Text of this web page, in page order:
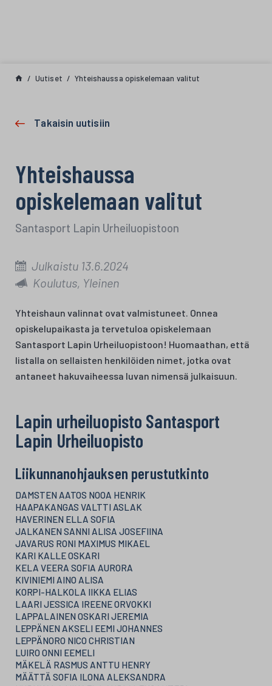
Uutiset Yhteishaussa opiskelemaan valitut
Takaisin uutisiin
Yhteishaussa
opiskelemaan valitut
Santasport Lapin Urheiluopistoon
Julkaistu 13.6.2024
Koulutus, Yleinen
Yhteishaun valinnat ovat valmistuneet. Onnea
opiskelupaikasta ja tervetuloa opiskelemaan
Santasport Lapin Urheiluopistoon! Huomaathan, että
listalla on sellaisten henkilöiden nimet, jotka ovat
antaneet hakuvaiheessa luvan nimensä julkaisuun.
Lapin urheiluopisto Santasport
Lapin Urheiluopisto
Liikunnanohjauksen perustutkinto
DAMSTEN AATOS NOOA HENRIK
HAAPAKANGAS VALTTI ASLAK
HAVERINEN ELLA SOFIA
JALKANEN SANNI ALISA JOSEFIINA
JAVARUS RONI MAXIMUS MIKAEL
KARI KALLE OSKARI
KELA VEERA SOFIA AURORA
KIVINIEMI AINO ALISA
KORPI-HALKOLA IIKKA ELIAS
LAARI JESSICA IREENE ORVOKKI
LAPPALAINEN OSKARI JEREMIA
LEPPÄNEN AKSELI EEMI JOHANNES
LEPPÄNORO NICO CHRISTIAN
LUIRO ONNI EEMELI
MÄKELÄ RASMUS ANTTU HENRY
MÄÄTTÄ SOFIA ILONA ALEKSANDRA